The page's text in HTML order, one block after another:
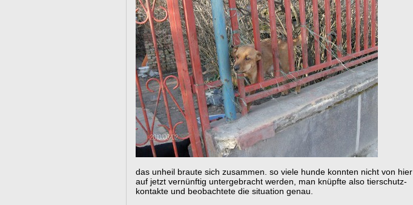
das unheil braute sich zusammen. so viele hunde konnten nicht von hier
auf jetzt vernünftig untergebracht werden, man knüpfte also tierschutz-
kontakte und beobachtete die situation genau.